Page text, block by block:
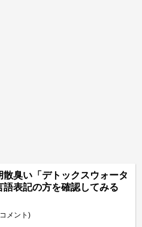
臭い「デトックスウォータ
表記の方を確認してみる
メント)